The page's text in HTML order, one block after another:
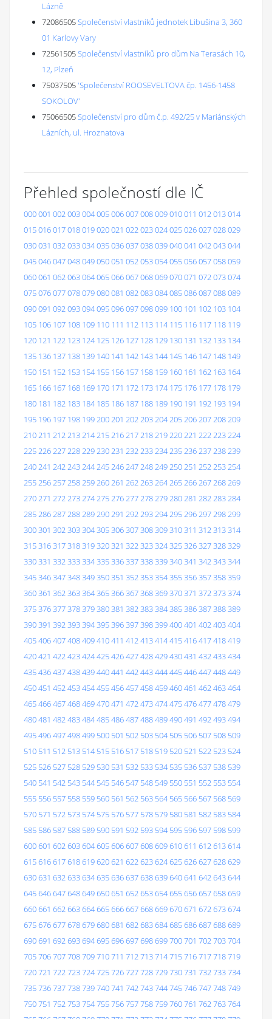
Lázně
72086505Společenství vlastníků jednotek Libušina 3, 360
01 Karlovy Vary
72561505Společenství vlastníků pro dům Na Terasách 10,
12, Plzeň
75037505'Společenství ROOSEVELTOVA čp. 1456-1458
SOKOLOV'
75066505Společenství pro dům č.p. 492/25 v Mariánských
Lázních, ul. Hroznatova
Přehled společností dle IČ
000001 002003004005006007008009010011 012013014
015016017018019020021 022023024025026027028029
030031 032033034035036037038039040041 042043044
045046047048049050051 052053054055056057058059
060061 062063064065066067068069070071 072073074
075076077078079080081 082083084085086087088089
090091 092093094095096097098099 100 101 102 103 104
105 106 107 108 109 110 111 112 113 114 115 116 117 118 119
120 121 122 123 124 125 126 127 128 129 130 131 132 133 134
135 136 137 138 139 140 141 142 143 144 145 146 147 148 149
150 151 152 153 154 155 156 157 158 159 160 161 162 163 164
165 166 167 168 169 170 171 172 173 174 175 176 177 178 179
180 181 182 183 184 185 186 187 188 189 190 191 192 193 194
195 196 197 198 199200201 202203204205206207208209
210211 212213214215216217218219220221 222223224
225226227228229230231 232233234235236237238239
240241 242243244245246247248249250251 252253254
255256257258259260261 262263264265266267268269
270271 272273274275276277278279280281 282283284
285286287288289290291 292293294295296297298299
300301 302303304305306307308309310311 312313314
315316317318319320321 322323324325326327328329
330331 332333334335336337338339340341 342343344
345346347348349350351 352353354355356357358359
360361 362363364365366367368369370371 372373374
375376377378379380381 382383384385386387388389
390391 392393394395396397398399400401 402403404
405406407408409410411 412413414415416417418419
420421 422423424425426427428429430431 432433434
435436437438439440441 442443444445446447448449
450451 452453454455456457458459460461 462463464
465466467468469470471 472473474475476477478479
480481 482483484485486487488489490491 492493494
495496497498499 500 501 502 503 504 505 506 507 508 509
510 511 512 513 514 515 516 517 518 519 520 521 522 523 524
525 526 527 528 529 530 531 532 533 534 535 536 537 538 539
540 541 542 543 544 545 546 547 548 549 550 551 552 553 554
555 556 557 558 559 560 561 562 563 564 565 566 567 568 569
570 571 572 573 574 575 576 577 578 579 580 581 582 583 584
585 586 587 588 589 590 591 592 593 594 595 596 597 598 599
600601 602603604605606607608609610611 612613614
615616617618619620621 622623624625626627628629
630631 632633634635636637638639640641 642643644
645646647648649650651 652653654655656657658659
660661 662663664665666667668669670671 672673674
675676677678679680681 682683684685686687688689
690691 692693694695696697698699700701 702703704
705706707708709710711 712713714715716717718719
720721 722723724725726727728729730731 732733734
735736737738739740741 742743744745746747748749
750751 752753754755756757758759760761 762763764